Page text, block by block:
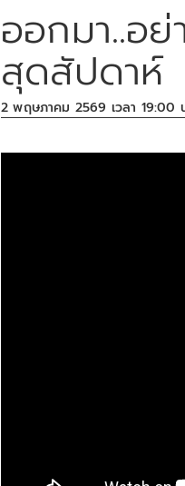
ออกมา..อ
สุดสัปดาห์
2 พฤษภาคม 2569 เวลา 19:00